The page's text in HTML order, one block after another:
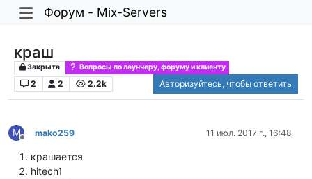
Форум - Mix-Servers
краш
Закрыта Вопросы по лаунчеру, форуму и клиенту
2 2 2.2k Авторизуйтесь, чтобы ответить
M
Не в сети
mako259 11 июл. 2017 г., 16:48
крашается
hitech1